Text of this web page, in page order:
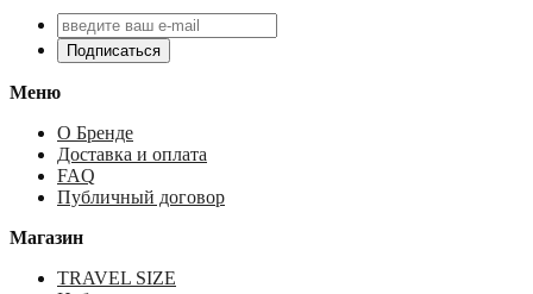
Подписаться
Меню
О Бренде
Доставка и оплата
FAQ
Публичный договор
Магазин
TRAVEL SIZE